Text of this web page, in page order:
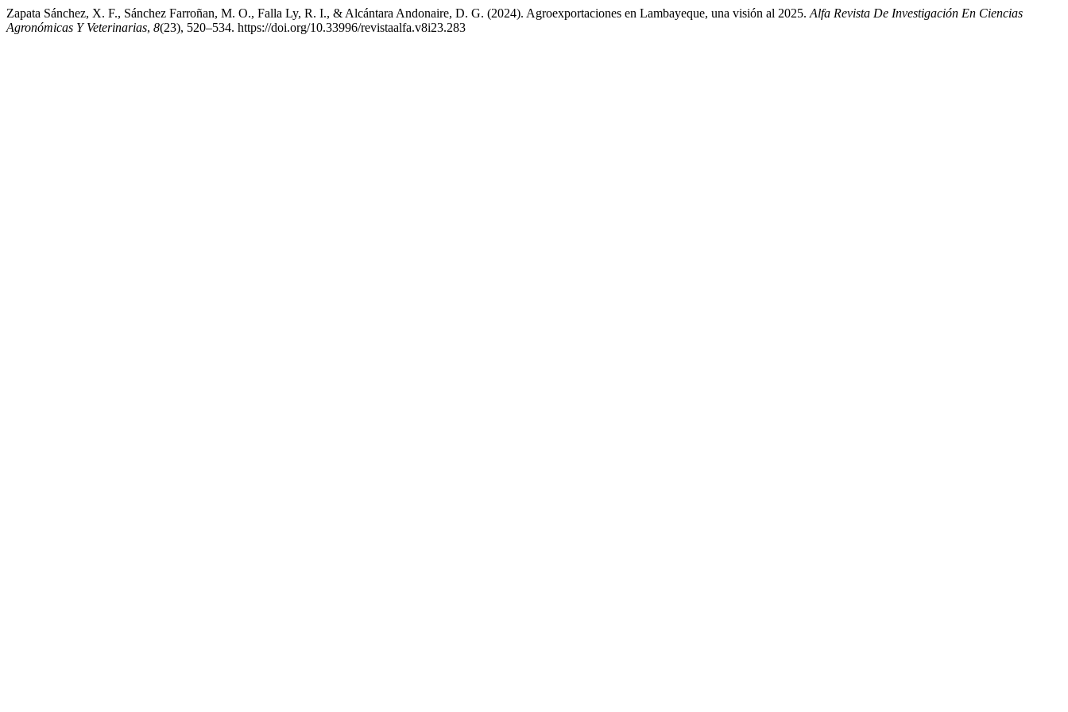
Zapata Sánchez, X. F., Sánchez Farroñan, M. O., Falla Ly, R. I., & Alcántara Andonaire, D. G. (2024). Agroexportaciones en Lambayeque, una visión al 2025. Alfa Revista De Investigación En Ciencias
Agronómicas Y Veterinarias, 8(23), 520–534. https://doi.org/10.33996/revistaalfa.v8i23.283